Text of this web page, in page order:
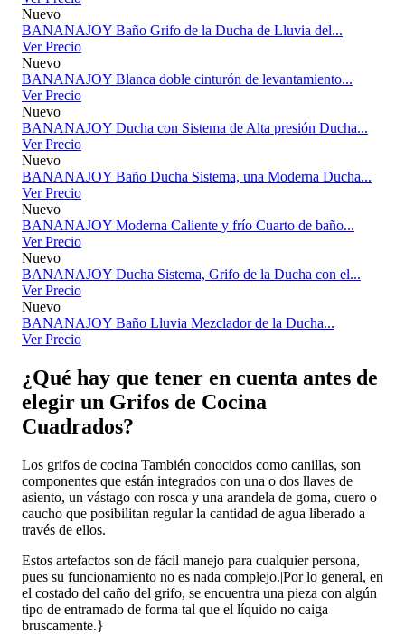
Nuevo
BANANAJOY Baño Grifo de la Ducha de Lluvia del...
Ver Precio
Nuevo
BANANAJOY Blanca doble cinturón de levantamiento...
Ver Precio
Nuevo
BANANAJOY Ducha con Sistema de Alta presión Ducha...
Ver Precio
Nuevo
BANANAJOY Baño Ducha Sistema, una Moderna Ducha...
Ver Precio
Nuevo
BANANAJOY Moderna Caliente y frío Cuarto de baño...
Ver Precio
Nuevo
BANANAJOY Ducha Sistema, Grifo de la Ducha con el...
Ver Precio
Nuevo
BANANAJOY Baño Lluvia Mezclador de la Ducha...
Ver Precio
¿Qué hay que tener en cuenta antes de
elegir un Grifos de Cocina
Cuadrados?
Los grifos de cocina También conocidos como canillas, son
componentes que están integrados con una o dos llaves de
asiento, un vástago con rosca y una arandela de goma, cuero o
caucho que posibilitan regular la cantidad de agua liberado a
través de ellos.
Estos artefactos son de fácil manejo para cualquier persona,
pues su funcionamiento no es nada complejo.|Por lo general, en
el costado del caño del grifo, se encuentra una pieza con algún
tipo de entramado de forma tal que el líquido no caiga
bruscamente.}